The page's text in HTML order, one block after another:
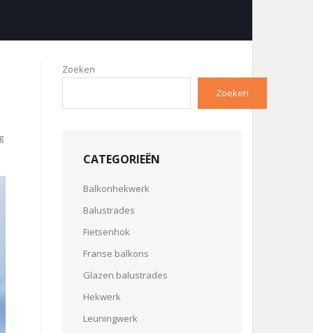
Zoeken
Zoeken
CATEGORIEËN
Balkonhekwerk
Balustrades
Fietsenhok
Franse balkons
Glazen balustrades
Hekwerk
Leuningwerk